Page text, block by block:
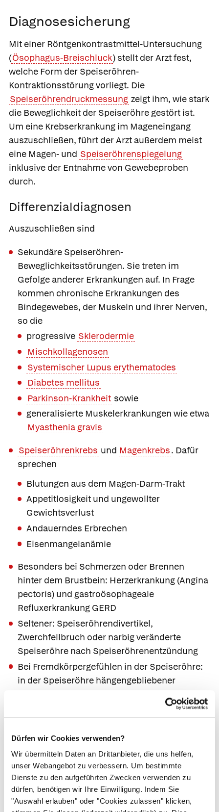
Dürfen wir Cookies verwenden?
Wir übermitteln Daten an Drittanbieter, die uns helfen,
unser Webangebot zu verbessern. Um bestimmte
Dienste zu den aufgeführten Zwecken verwenden zu
dürfen, benötigen wir Ihre Einwilligung. Indem Sie
"Auswahl erlauben" oder "Cookies zulassen" klicken,
Diagnosesicherung
Mit einer Röntgenkontrastmittel-Untersuchung
(Ösophagus-Breischluck) stellt der Arzt fest,
welche Form der Speiseröhren-
Kontraktionsstörung vorliegt. Die
Speiseröhrendruckmessung zeigt ihm, wie stark
die Beweglichkeit der Speiseröhre gestört ist.
Um eine Krebserkrankung im Mageneingang
auszuschließen, führt der Arzt außerdem meist
eine Magen- und Speiseröhrenspiegelung
inklusive der Entnahme von Gewebeproben
durch.
Differenzialdiagnosen
Auszuschließen sind
Sekundäre Speiseröhren-
Beweglichkeitsstörungen. Sie treten im
Gefolge anderer Erkrankungen auf. In Frage
kommen chronische Erkrankungen des
Bindegewebes, der Muskeln und ihrer Nerven,
so die
progressive Sklerodermie
Mischkollagenosen
Systemischer Lupus erythematodes
Diabetes mellitus
Parkinson-Krankheit sowie
generalisierte Muskelerkrankungen wie etwa
Myasthenia gravis
Speiseröhrenkrebs und Magenkrebs. Dafür
sprechen
Blutungen aus dem Magen-Darm-Trakt
Appetitlosigkeit und ungewollter
Gewichtsverlust
Andauerndes Erbrechen
Eisenmangelanämie
Besonders bei Schmerzen oder Brennen
hinter dem Brustbein: Herzerkrankung (Angina
pectoris) und gastroösophageale
Refluxerkrankung GERD
Seltener: Speiseröhrendivertikel,
Zwerchfellbruch oder narbig veränderte
Speiseröhre nach Speiseröhrenentzündung
Bei Fremdkörpergefühlen in der Speiseröhre:
in der Speiseröhre hängengebliebener
Hühnerknochen oder ihre Zahnprothese.
Behandlung
Behandlung der Achalasie
Operative Behandlung.Um den Transport der
Nahrung von der Speiseröhre zum Magen zu
verbessern, dehnt der Arzt den unteren